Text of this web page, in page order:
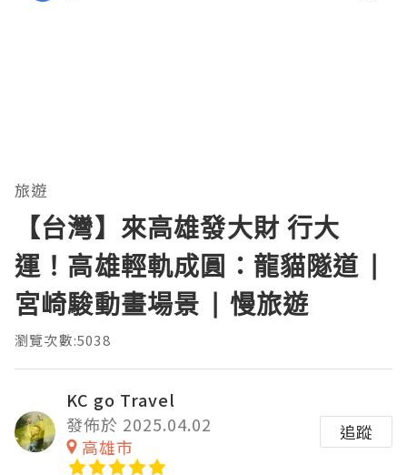
旅遊
【台灣】來高雄發大財 行大
運！高雄輕軌成圓：龍貓隧道 |
宮崎駿動畫場景 | 慢旅遊
瀏覽次數:5038
KC go Travel
發佈於 2025.04.02
高雄市
追蹤